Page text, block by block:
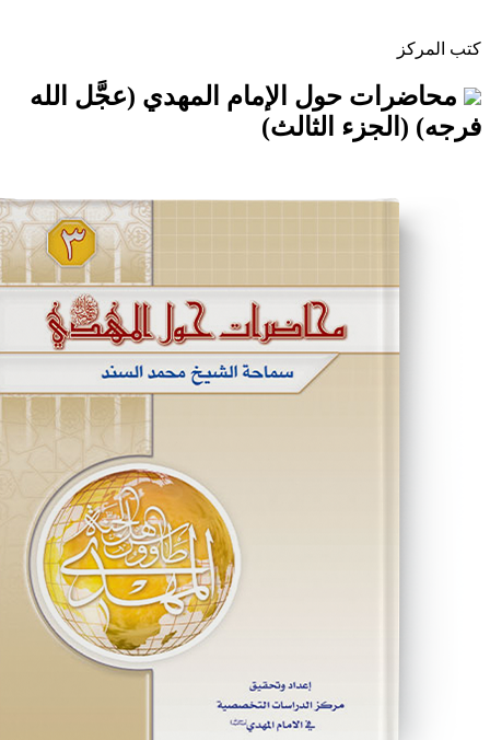
حول الإمام المهدي (عجَّل الله
الثالث)